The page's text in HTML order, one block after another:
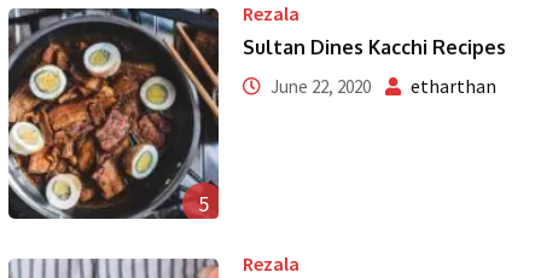
5
Rezala
Sultan Dines Kacchi Recipes
June 22, 2020 etharthan
Rezala